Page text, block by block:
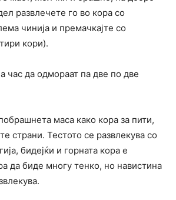
развлечете го во кора со
чинија и премачкајте со
кори).
час да одмораат па две по две
маса како кора за пити,
страни. Тестото се развлекува со
бидејќи и горната кора е
да биде многу тенко, но навистина